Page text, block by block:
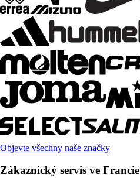
Objevte všechny naše značky
Zákaznický servis ve Francie